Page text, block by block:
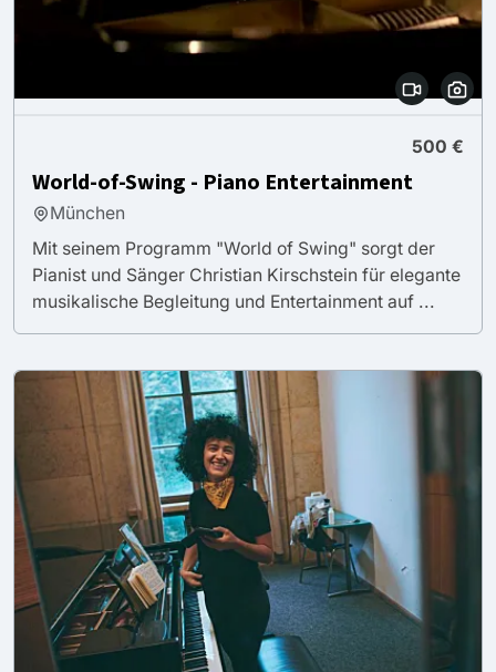
500 €
World-of-Swing - Piano Entertainment
München
Mit seinem Programm "World of Swing" sorgt der
Pianist und Sänger Christian Kirschstein für elegante
musikalische Begleitung und Entertainment auf ...